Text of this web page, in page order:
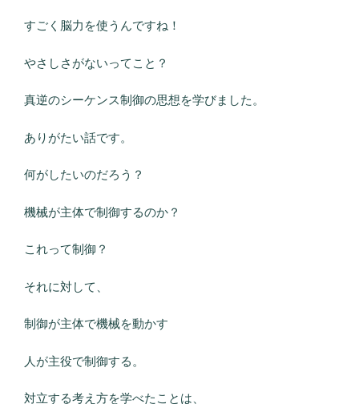
すごく脳力を使うんですね！
やさしさがないってこと？
真逆のシーケンス制御の思想を学びました。
ありがたい話です。
何がしたいのだろう？
機械が主体で制御するのか？
これって制御？
それに対して、
制御が主体で機械を動かす
人が主役で制御する。
対立する考え方を学べたことは、